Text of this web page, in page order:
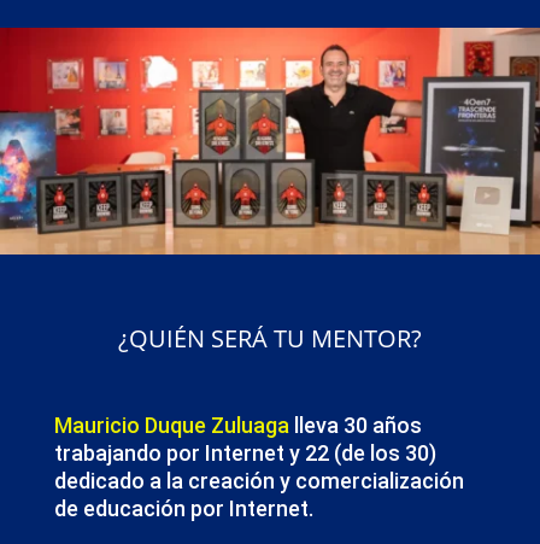
¿QUIÉN SERÁ TU MENTOR?
Mauricio Duque Zuluaga lleva 30 años
trabajando por Internet y 22 (de los 30)
dedicado a la creación y comercialización
de educación por Internet.